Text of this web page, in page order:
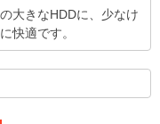
大きなHDDに、少なけ
快適です。